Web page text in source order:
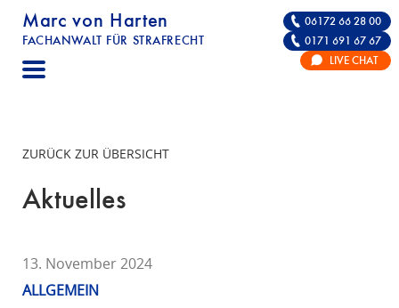
Marc von Harten
FACHANWALT FÜR STRAFRECHT
STRAFRECHT | RECHTSANWALT FÜR DIE
06172 66 28 00
0171 691 67 67
LIVE CHAT
ZURÜCK ZUR ÜBERSICHT
Aktuelles
13. November 2024
ALLGEMEIN